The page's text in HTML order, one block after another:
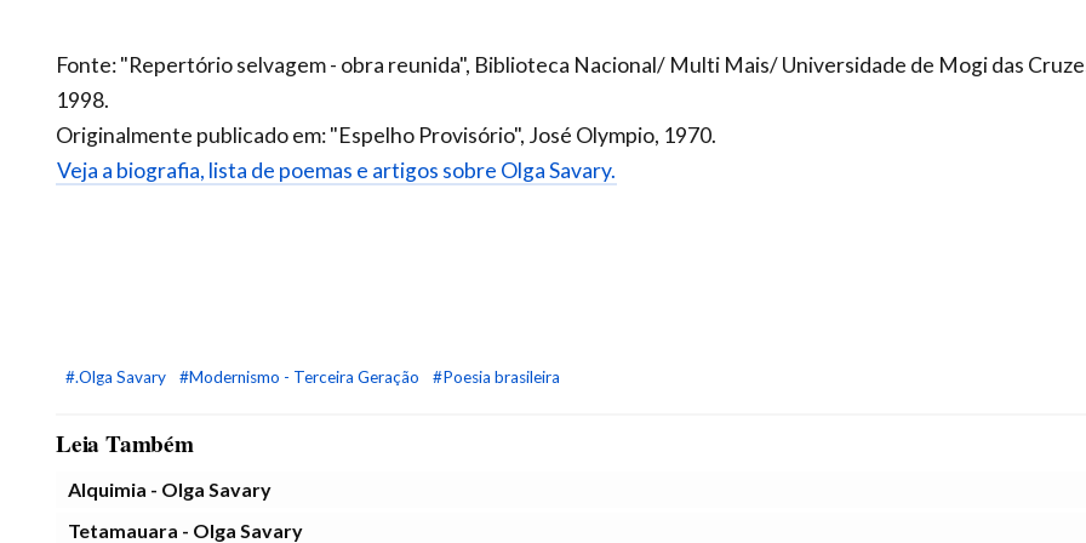
Fonte: "Repertório selvagem - obra reunida", Biblioteca Nacional/ Multi Mais/ Universidade de Mogi das
1998.
Originalmente publicado em: "Espelho Provisório", José Olympio, 1970.
Veja a biografia, lista de poemas e artigos sobre Olga Savary.
#.Olga Savary #Modernismo - Terceira Geração #Poesia brasileira
Leia Também
Alquimia - Olga Savary
Tetamauara - Olga Savary